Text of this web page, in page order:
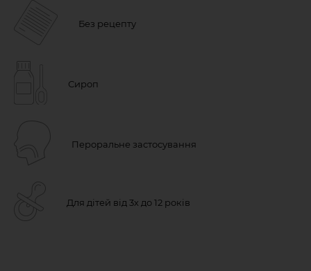
Без рецепту
Сироп
Пероральне застосування
Для дітей від 3х до 12 років